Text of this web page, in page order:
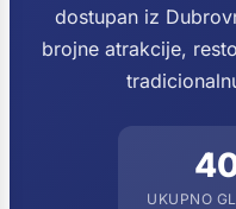
dostupan iz
brojne atrakcije,
UKUPNO